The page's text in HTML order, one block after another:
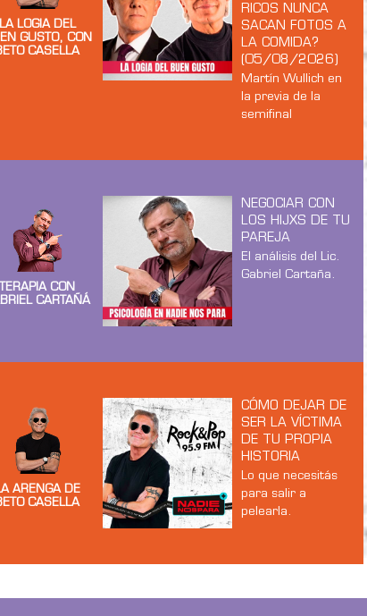
LA LOGIA DEL
GUSTO, CON
CASELLA
RICOS NUNCA
SACAN FOTOS A
LA COMIDA?
(05/08/2026)
Martín Wullich en
la previa de la
semifinal
TERAPIA CON
CARTAÑÁ
NEGOCIAR CON
LOS HIJXS DE TU
PAREJA
El análisis del Lic.
Gabriel Cartaña.
ARENGA DE
CASELLA
CÓMO DEJAR DE
SER LA VÍCTIMA
DE TU PROPIA
HISTORIA
Lo que necesitás
para salir a
pelearla.